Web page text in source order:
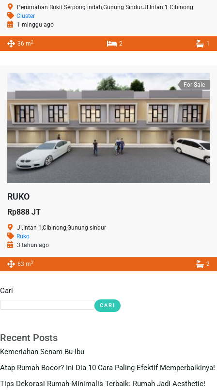
Perumahan Bukit Serpong indah,Gunung Sindur.Jl.Intan 1 Cibinong
Cluster
1 minggu ago
36 m2 2 1
For Sale
RUKO
Rp888 JT
Jl.Intan 1,Cibinong,Gunung sindur
Ruko
3 tahun ago
63 m2 2
Cari
CARI
Recent Posts
Kemeriahan Senam Bu-Ibu
Atap Rumah Bocor? Ini Dia 10 Cara Paling Efektif Memperbaikinya!
Tips Dekorasi Rumah Minimalis Terbaik: Rumah Jadi Aesthetic!